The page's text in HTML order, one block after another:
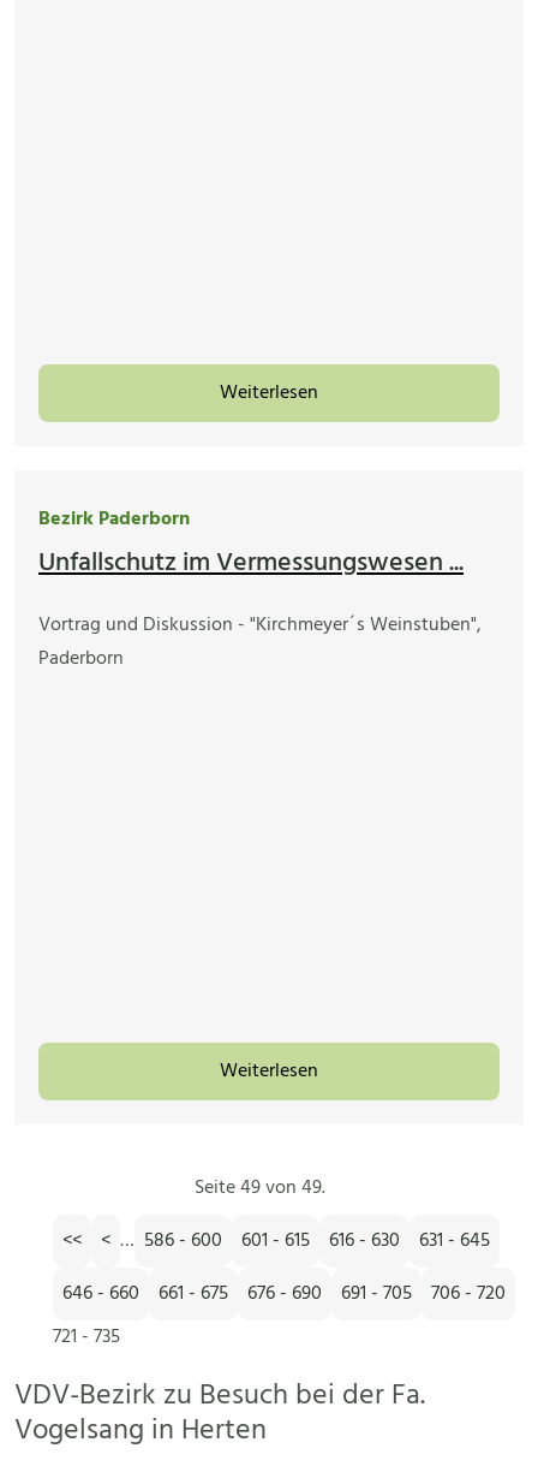
Weiterlesen
Bezirk Paderborn
Unfallschutz im Vermessungswesen ...
Vortrag und Diskussion - "Kirchmeyer´s Weinstuben",
Paderborn
Weiterlesen
Seite 49 von 49.
<<
< … 586 - 600 601 - 615 616 - 630
631 - 645
646 - 660
661 - 675 676 - 690 691 - 705
706 - 720
721 - 735
VDV-Bezirk zu Besuch bei der Fa.
Vogelsang in Herten